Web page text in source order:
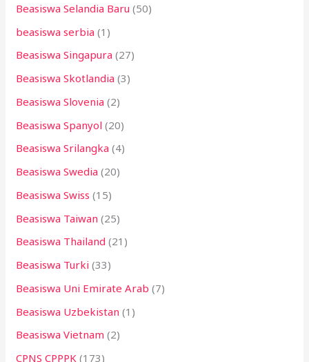
Beasiswa Selandia Baru (50)
beasiswa serbia (1)
Beasiswa Singapura (27)
Beasiswa Skotlandia (3)
Beasiswa Slovenia (2)
Beasiswa Spanyol (20)
Beasiswa Srilangka (4)
Beasiswa Swedia (20)
Beasiswa Swiss (15)
Beasiswa Taiwan (25)
Beasiswa Thailand (21)
Beasiswa Turki (33)
Beasiswa Uni Emirate Arab (7)
Beasiswa Uzbekistan (1)
Beasiswa Vietnam (2)
CPNS CPPPK (173)